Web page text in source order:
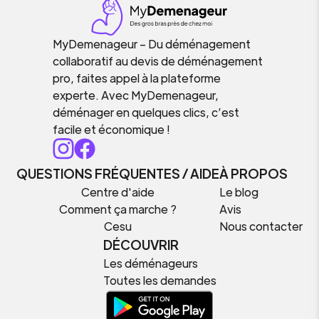
MyDemenageur – Du déménagement
collaboratif au devis de déménagement
pro, faites appel à la plateforme
experte. Avec MyDemenageur,
déménager en quelques clics, c’est
facile et économique !
QUESTIONS FRÉQUENTES / AIDE
Centre d'aide
Comment ça marche ?
Cesu
À PROPOS
Le blog
Avis
Nous contacter
DÉCOUVRIR
Les déménageurs
Toutes les demandes